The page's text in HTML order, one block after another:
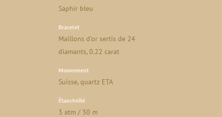
Saphir bleu
Bracelet
Maillons d’or sertis de 24
diamants, 0.22 carat
Mouvement
Suisse, quartz ETA
Étanchéité
3 atm / 30 m